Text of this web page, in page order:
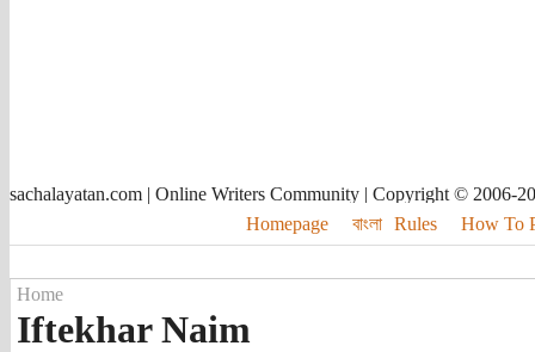
sachalayatan.com | Online Writers Community | Copyright © 2006-
Homepage
বাংলা Rules How To
Home
Iftekhar Naim